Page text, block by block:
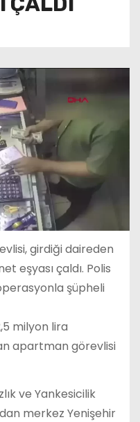
girdiği daireden
eşyası çaldı. Polis
şüpheli
milyon lira
apartman görevlisi
ve Yankesicilik
merkez Yenişehir